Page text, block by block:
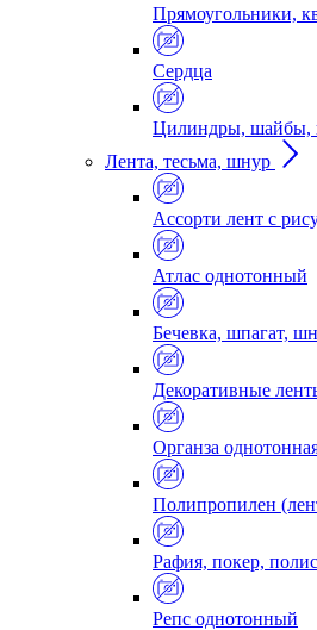
Прямоугольники,
Сердца
Цилиндры, шайбы,
Лента, тесьма, шнур
Ассорти лент с
Атлас однотонный
Бечевка, шпагат,
Декоративные
Органза
Полипропилен
Рафия, покер,
Репс однотонный